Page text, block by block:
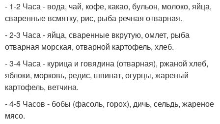
- 1-2 Часа - вода, чай, кофе, какао, бульон, молоко, яйца,
сваренные всмятку, рис, рыба речная отварная.
- 2-3 Часа - яйца, сваренные вкрутую, омлет, рыба
отварная морская, отварной картофель, хлеб.
- 3-4 Часа - курица и говядина (отварная), ржаной хлеб,
яблоки, морковь, редис, шпинат, огурцы, жареный
картофель, ветчина.
- 4-5 Часов - бобы (фасоль, горох), дичь, сельдь, жареное
мясо.